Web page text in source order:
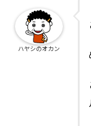
ハヤシのオカン